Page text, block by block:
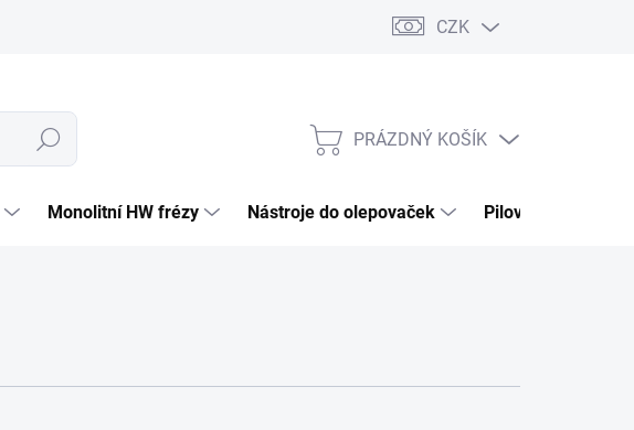
CZK
Hledat
NÁKUPNÍ
PRÁZDNÝ KOŠÍK
Monolitní HW frézy Nástroje do olepovaček Pilové kotouče